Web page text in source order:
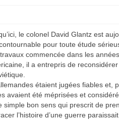
le colonel David Glantz est
pour toute étude
commencée dans les
il a entrepris de reconsidérer
étaient jugées fiables et,
avaient été méprisées et
bon sens qui prescrit de
l’histoire d’une guerre